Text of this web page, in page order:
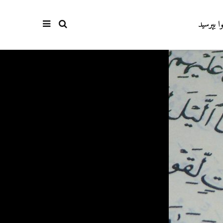
بپرسید